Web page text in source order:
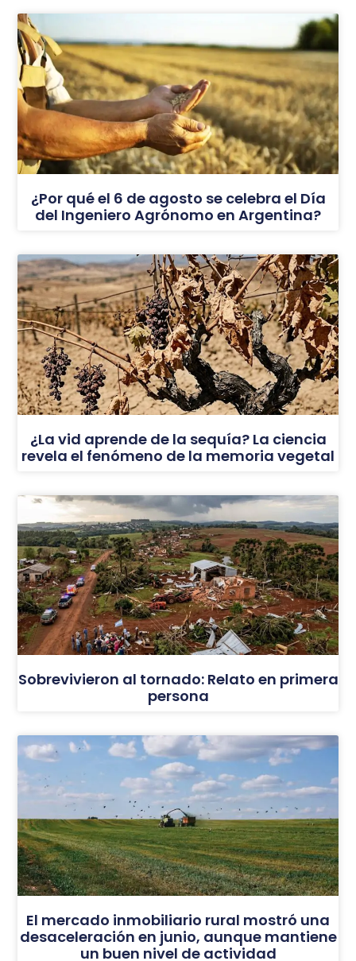
¿Por qué el 6 de agosto se celebra el Día
del Ingeniero Agrónomo en Argentina?
¿La vid aprende de la sequía? La ciencia
revela el fenómeno de la memoria vegetal
Sobrevivieron al tornado: Relato en primera
persona
El mercado inmobiliario rural mostró una
desaceleración en junio, aunque mantiene
un buen nivel de actividad